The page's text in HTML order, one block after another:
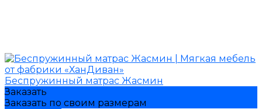
Беспружинный матрас Жасмин
Заказать
Заказать по своим размерам